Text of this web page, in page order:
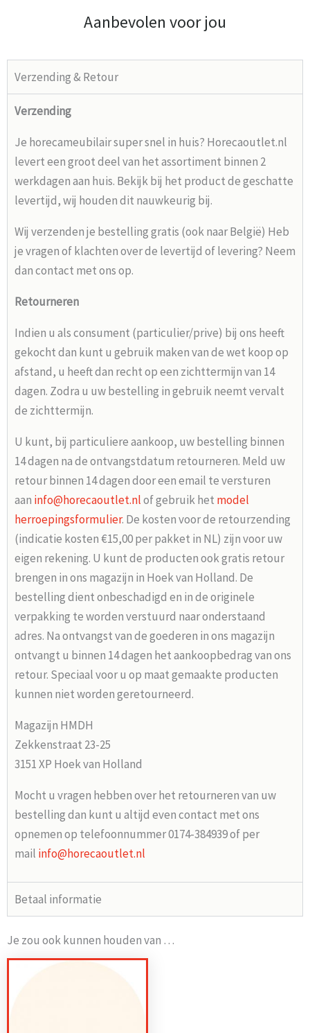
Aanbevolen voor jou
Verzending & Retour
Verzending
Je horecameubilair super snel in huis? Horecaoutlet.nl
levert een groot deel van het assortiment binnen 2
werkdagen aan huis. Bekijk bij het product de geschatte
levertijd, wij houden dit nauwkeurig bij.
Wij verzenden je bestelling gratis (ook naar België) Heb
je vragen of klachten over de levertijd of levering? Neem
dan contact met ons op.
Retourneren
Indien u als consument (particulier/prive) bij ons heeft
gekocht dan kunt u gebruik maken van de wet koop op
afstand, u heeft dan recht op een zichttermijn van 14
dagen. Zodra u uw bestelling in gebruik neemt vervalt
de zichttermijn.
U kunt, bij particuliere aankoop, uw bestelling binnen
14 dagen na de ontvangstdatum retourneren. Meld uw
retour binnen 14 dagen door een email te versturen
aan info@horecaoutlet.nlof gebruik het model
herroepingsformulier. De kosten voor de retourzending
(indicatie kosten €15,00 per pakket in NL) zijn voor uw
eigen rekening. U kunt de producten ook gratis retour
brengen in ons magazijn in Hoek van Holland. De
bestelling dient onbeschadigd en in de originele
verpakking te worden verstuurd naar onderstaand
adres. Na ontvangst van de goederen in ons magazijn
ontvangt u binnen 14 dagen het aankoopbedrag van ons
retour. Speciaal voor u op maat gemaakte producten
kunnen niet worden geretourneerd.
Magazijn HMDH
Zekkenstraat 23-25
3151 XP Hoek van Holland
Mocht u vragen hebben over het retourneren van uw
bestelling dan kunt u altijd even contact met ons
opnemen op telefoonnummer 0174-384939 of per
mail info@horecaoutlet.nl
Betaal informatie
Je zou ook kunnen houden van …